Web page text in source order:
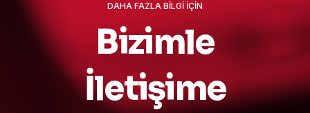
DAHA FAZLA BİLGİ İÇİN
Bizimle
İletişime